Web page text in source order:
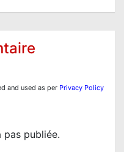
and used as per Privacy Policy
pas publiée.